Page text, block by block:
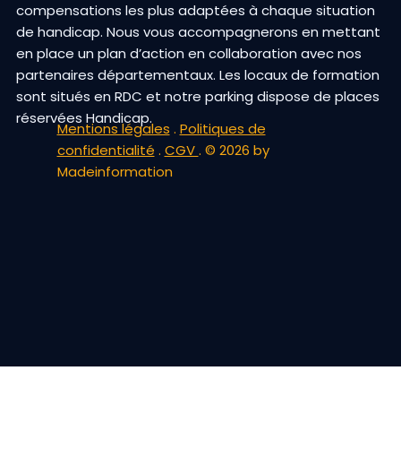
compensations les plus adaptées à chaque situation
de handicap. Nous vous accompagnerons en mettant
en place un plan d’action en collaboration avec nos
partenaires départementaux. Les locaux de formation
sont situés en RDC et notre parking dispose de places
réservées Handicap.
Mentions légales . Politiques de
confidentialité . CGV. © 2026 by
Madeinformation